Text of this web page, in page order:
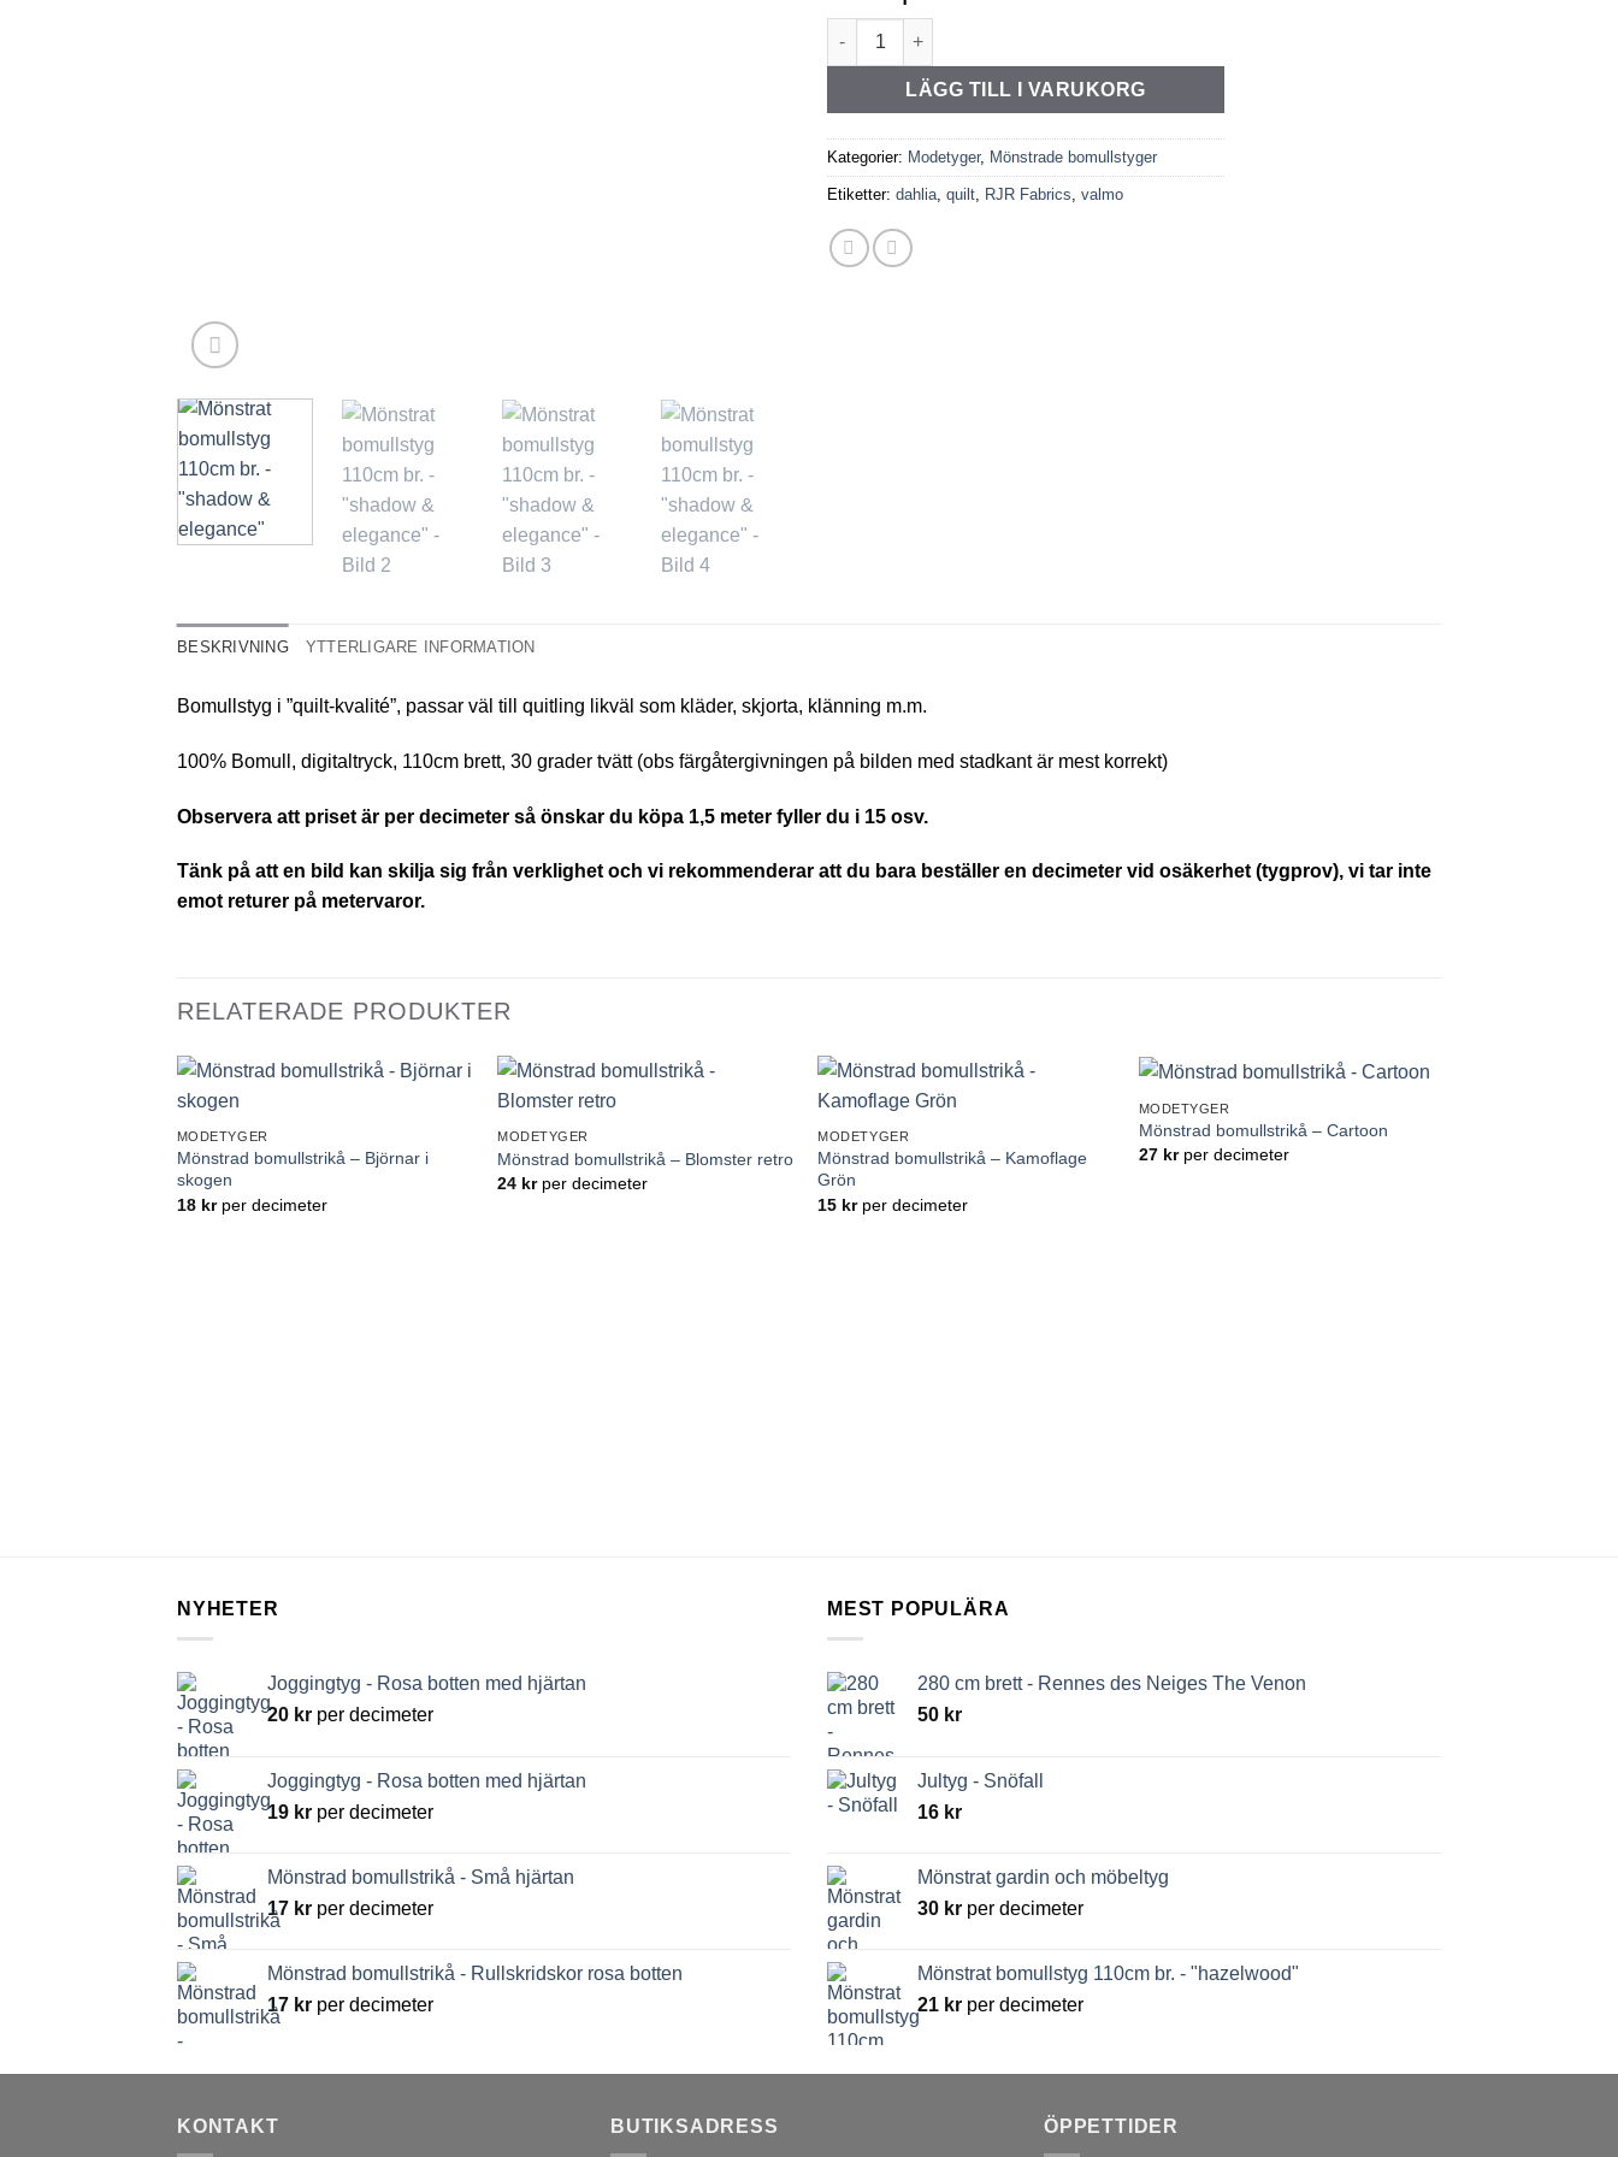
Mönstrat bomullstyg 110cm br. - "shadow & elegance" mängd
LÄGG TILL I VARUKORG
Kategorier: Modetyger, Mönstrade bomullstyger
Etiketter: dahlia quilt RJR Fabrics valmo
BESKRIVNING YTTERLIGARE INFORMATION
Bomullstyg i ”quilt-kvalité”, passar väl till quitling likväl som kläder, skjorta, klänning m.m.
100% Bomull, digitaltryck, 110cm brett, 30 grader tvätt (obs färgåtergivningen på bilden med stadkant är mest korrekt)
Observera att priset är per decimeter så önskar du köpa 1,5 meter fyller du i 15 osv.
Tänk på att en bild kan skilja sig från verklighet och vi rekommenderar att du bara beställer en decimeter vid osäkerhet (tygprov), vi tar inte
emot returer på metervaror.
RELATERADE PRODUKTER
MODETYGER
Mönstrad bomullstrikå – Björnar i
skogen
18 kr per decimeter
MODETYGER
Mönstrad bomullstrikå – Blomster retro
24 kr per decimeter
MODETYGER
Mönstrad bomullstrikå – Kamoflage
Grön
15 kr per decimeter
Lägg till
önskelistan
MODETYGER
Mönstrad bomullstrikå – Cartoon
27 kr per decimeter
NYHETER
Joggingtyg - Rosa botten med hjärtan
20 kr per decimeter
Joggingtyg - Rosa botten med hjärtan
19 kr per decimeter
Mönstrad bomullstrikå - Små hjärtan
17 kr per decimeter
Mönstrad bomullstrikå - Rullskridskor rosa botten
17 kr per decimeter
MEST POPULÄRA
280 cm brett - Rennes des Neiges The Venon
50 kr
Jultyg - Snöfall
16 kr
Mönstrat gardin och möbeltyg
30 kr per decimeter
Mönstrat bomullstyg 110cm br. - "hazelwood"
21 kr per decimeter
KONTAKT BUTIKSADRESS ÖPPETTIDER